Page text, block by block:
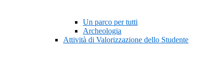
Un parco per tutti
Archeologia
Attività di Valorizzazione dello Studente